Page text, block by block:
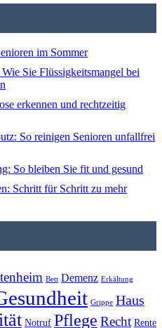
im Sommer
Sie Flüssigkeitsmangel bei
erkennen und rechtzeitig
So reinigen Senioren unfallfrei
So bleiben Sie fit und gesund
Schritt für Schritt zu mehr
Bett Demenz Erkältung
Grippe Haus
Notruf Pflege Recht Rente